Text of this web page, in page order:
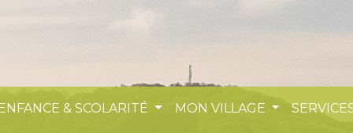
& SCOLARITÉ MON VILLAGE